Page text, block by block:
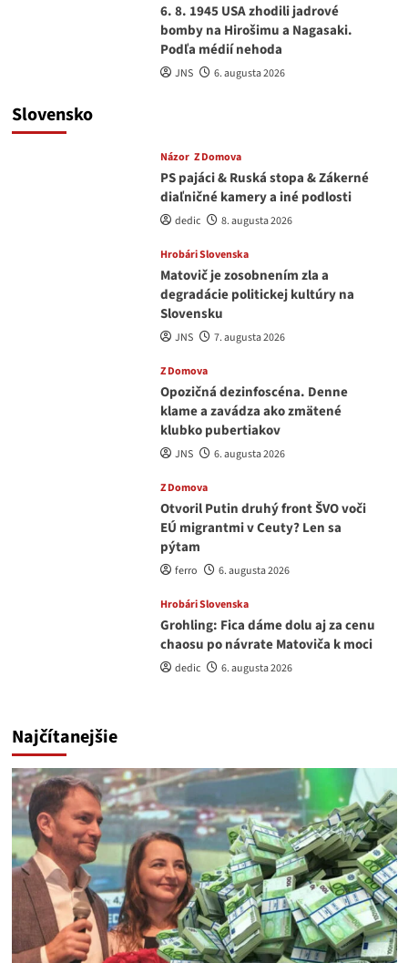
6. 8. 1945 USA zhodili jadrové
bomby na Hirošimu a Nagasaki.
Podľa médií nehoda
JNS 6. augusta 2026
Slovensko
Názor Z Domova
PS pajáci & Ruská stopa & Zákerné
diaľničné kamery a iné podlosti
dedic 8. augusta 2026
Hrobári Slovenska
Matovič je zosobnením zla a
degradácie politickej kultúry na
Slovensku
JNS 7. augusta 2026
Z Domova
Opozičná dezinfoscéna. Denne
klame a zavádza ako zmätené
klubko pubertiakov
JNS 6. augusta 2026
Z Domova
Otvoril Putin druhý front ŠVO voči
EÚ migrantmi v Ceuty? Len sa
pýtam
ferro 6. augusta 2026
Hrobári Slovenska
Grohling: Fica dáme dolu aj za cenu
chaosu po návrate Matoviča k moci
dedic 6. augusta 2026
Najčítanejšie